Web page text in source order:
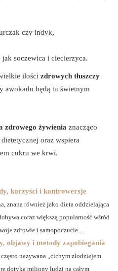
czy indyk,
soczewica i ciecierzyca.
ilości zdrowych tłuszczy
awokado będą tu świetnym
zdrowego żywienia znacząco
oraz wspiera
cukru we krwi.
korzyści i kontrowersje
znana również jako dieta oddzielająca
coraz większą popularność wśród
zdrowie i samopoczucie....
objawy i metody zapobiegania
nazywana „cichym złodziejem
dotyka miliony ludzi na całym